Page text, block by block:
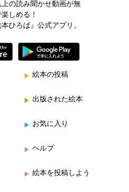
上の読み聞かせ動画が無
しめる！
本ひろば』公式アプリ。
絵本の投稿
出版された絵本
お気に入り
ヘルプ
絵本を投稿しよう